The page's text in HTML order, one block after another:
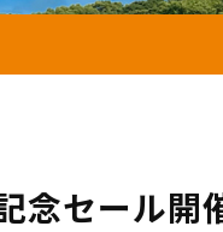
念セール開